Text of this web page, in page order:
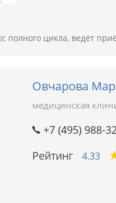
полного цикла, ведёт
Овчарова
медицинская
+7 (495) 988-
Рейтинг
4.33